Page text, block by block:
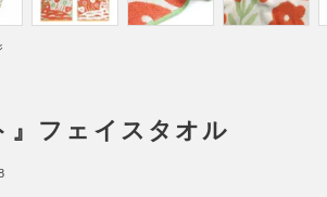
』フェイスタオル